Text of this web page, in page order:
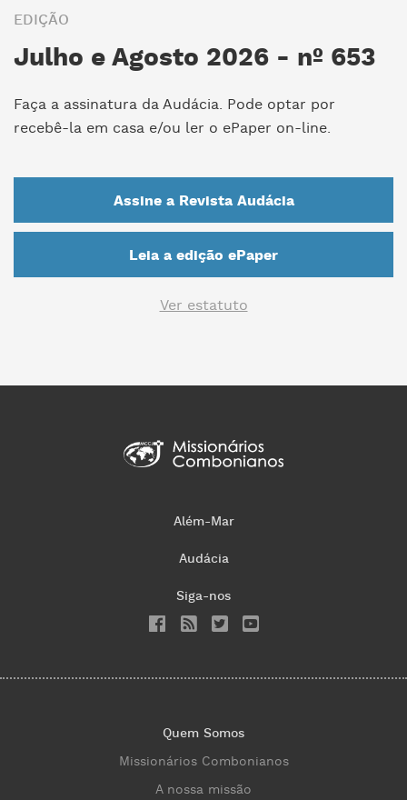
EDIÇÃO
Julho e Agosto 2026 - nº 653
Faça a assinatura da Audácia. Pode optar por
recebê-la em casa e/ou ler o ePaper on-line.
Assine a Revista Audácia
Leia a edição ePaper
Ver estatuto
Além-Mar
Audácia
Siga-nos
Quem Somos
Missionários Combonianos
A nossa missão